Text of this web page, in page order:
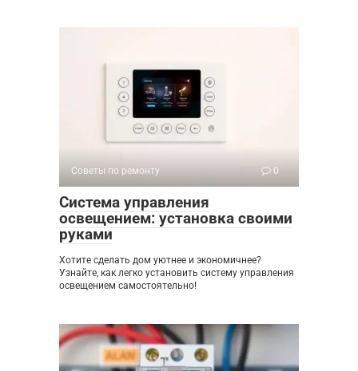
Советы по ремонту 0
Система управления
освещением: установка своими
руками
Хотите сделать дом уютнее и экономичнее?
Узнайте, как легко установить систему управления
освещением самостоятельно!